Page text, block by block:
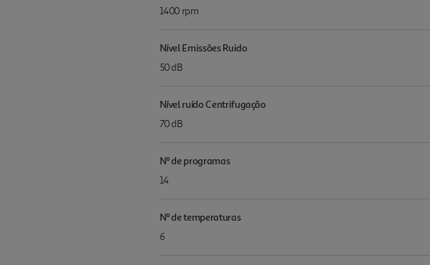
1400 rpm
Nível Emissões Ruido
50 dB
Nível ruído Centrifugação
70 dB
Nº de programas
14
Nº de temperaturas
6